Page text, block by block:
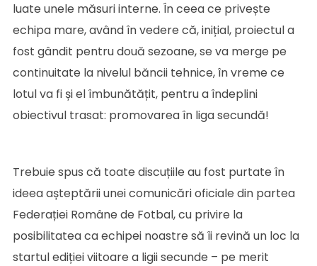
luate unele măsuri interne. În ceea ce privește
echipa mare, având în vedere că, inițial, proiectul a
fost gândit pentru două sezoane, se va merge pe
continuitate la nivelul băncii tehnice, în vreme ce
lotul va fi și el îmbunătățit, pentru a îndeplini
obiectivul trasat: promovarea în liga secundă!
Trebuie spus că toate discuțiile au fost purtate în
ideea așteptării unei comunicări oficiale din partea
Federației Române de Fotbal, cu privire la
posibilitatea ca echipei noastre să îi revină un loc la
startul ediției viitoare a ligii secunde – pe merit